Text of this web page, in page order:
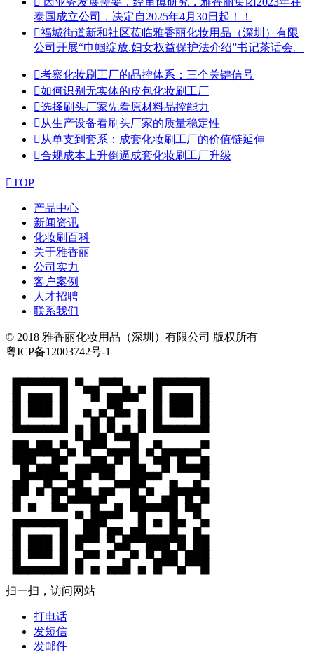
泰国成立公司，决定自2025年4月30日起！！
福城街道新和社区莅临雅香丽化妆用品（深圳）有限
公司开展“巾帼绽放.妇女权益保护法介绍”书记茶话会。
考察化妆刷工厂的品控体系：三个关键信号
如何识别无实体的皮包化妆刷工厂
选择刷头厂家先看原材料品控能力
从生产设备看刷头厂家的质量稳定性
从单支到套系：成套化妆刷工厂的价值链延伸
合规成本上升倒逼成套化妆刷工厂升级
TOP
产品中心
新闻资讯
化妆刷百科
关于雅香丽
公司实力
客户案例
人才招聘
联系我们
© 2018 雅香丽化妆用品（深圳）有限公司 版权所有
粤ICP备12003742号-1
扫一扫，访问网站
打电话
发短信
发邮件